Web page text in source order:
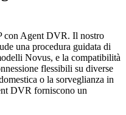
con Agent DVR. Il nostro
una procedura guidata di
Novus, e la compatibilità
flessibili su diverse
o la sorveglianza in
DVR forniscono un